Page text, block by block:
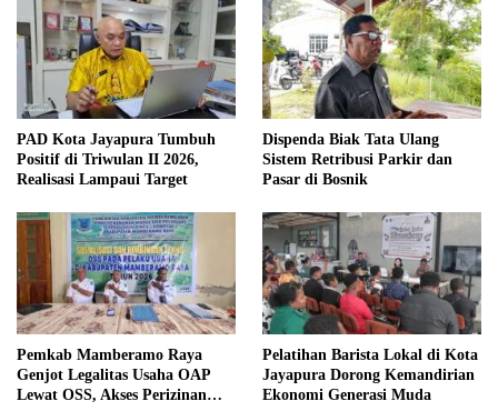
PAD Kota Jayapura Tumbuh
Positif di Triwulan II 2026,
Realisasi Lampaui Target
Dispenda Biak Tata Ulang
Sistem Retribusi Parkir dan
Pasar di Bosnik
Pemkab Mamberamo Raya
Genjot Legalitas Usaha OAP
Lewat OSS, Akses Perizinan
Pelatihan Barista Lokal di Kota
Jayapura Dorong Kemandirian
Ekonomi Generasi Muda